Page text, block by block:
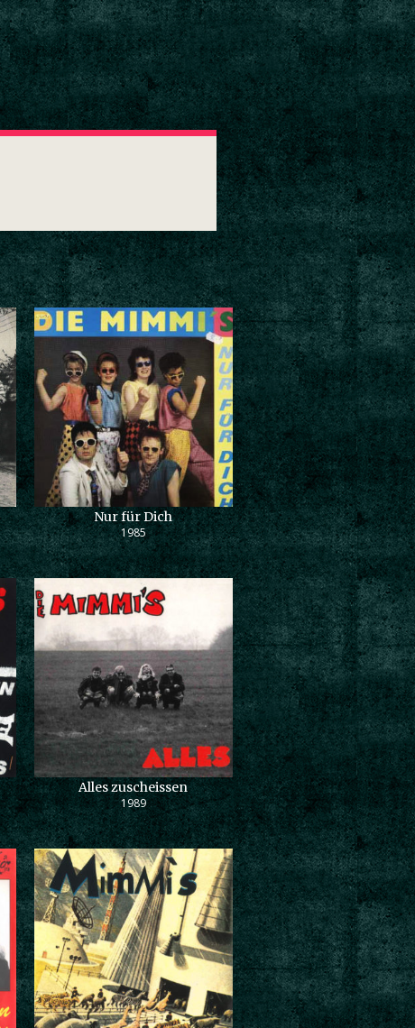
Nur für Dich
1985
Alles zuscheissen
1989